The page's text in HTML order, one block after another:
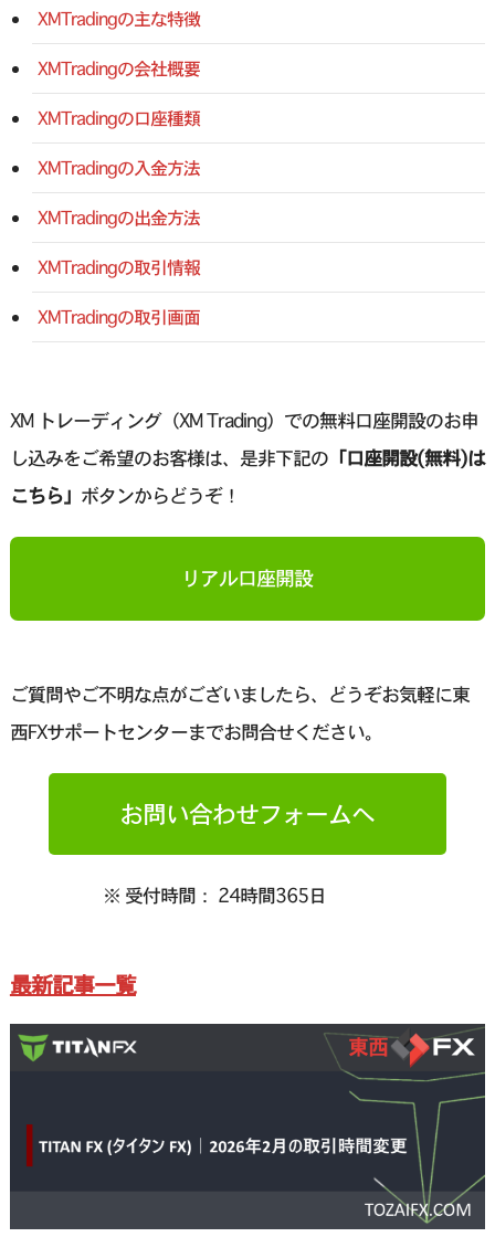
XMTradingの主な特徴
XMTradingの会社概要
XMTradingの口座種類
XMTradingの入金方法
XMTradingの出金方法
XMTradingの取引情報
XMTradingの取引画面
XM トレーディング（XM Trading）での無料口座開設のお申
し込みをご希望のお客様は、是非下記の「口座開設(無料)は
こちら」 ボタンからどうぞ！
リアル口座開設
ご質問やご不明な点がございましたら、どうぞお気軽に東
西FXサポートセンターまでお問合せください。
お問い合わせフォームへ
※ 受付時間： 24時間365日
最新記事一覧